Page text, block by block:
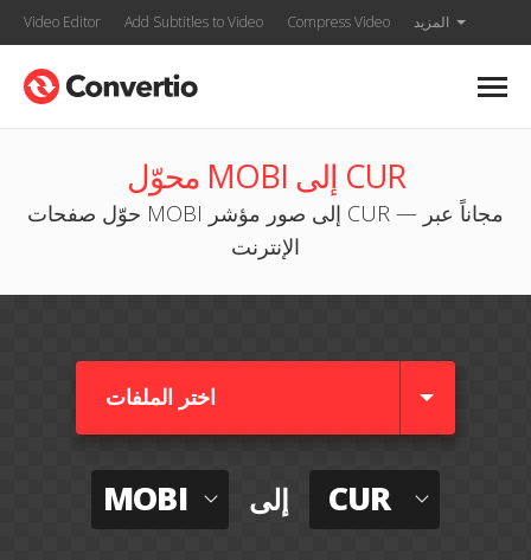
Video Editor Add Subtitles to Video Compress Video المزيد
محوّل MOBI إلى CUR
حوّل صفحات MOBI إلى صور مؤشر CUR — مجاناً عبر
الإنترنت
اختر الملفات
MOBI إلى CUR